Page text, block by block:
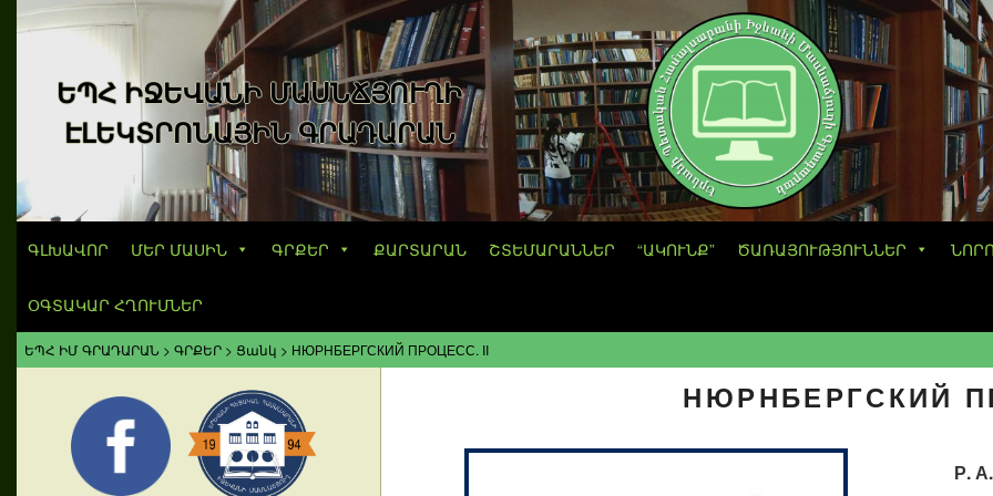
ԵՊՀ ԻՋԵՎԱՆԻ ՄԱՍՆՃՅՈՒՂԻ
ԷԼԵԿՏՐՈՆԱՅԻՆ ԳՐԱԴԱՐԱՆ
ԳԼԽԱՎՈՐ ՄԵՐ ՄԱՍԻՆ ԳՐՔԵՐ ՔԱՐՏԱՐԱՆ ՇՏԵՄԱՐԱՆՆԵՐ “ԱԿՈՒՆՔ” ԾԱՌԱՅՈՒԹՅՈՒՆՆԵՐ
ՕԳՏԱԿԱՐ ՀՂՈՒՄՆԵՐ
ԵՊՀ ԻՄ ԳՐԱԴԱՐԱՆ > ԳՐՔԵՐ > Ցանկ > НЮРНБЕРГСКИЙ ПРОЦЕСС. II
НЮРНБЕРГСКИЙ
Р.